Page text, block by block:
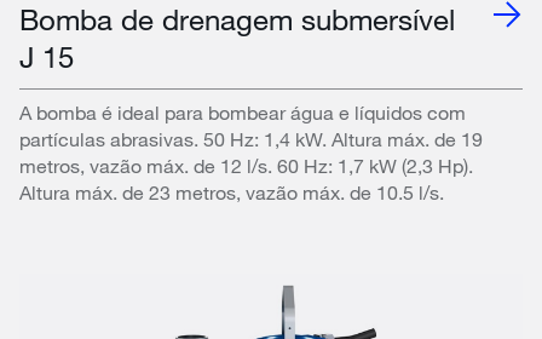
Bomba de drenagem submersível
J 15
A bomba é ideal para bombear água e líquidos com
partículas abrasivas. 50 Hz: 1,4 kW. Altura máx. de 19
metros, vazão máx. de 12 l/s. 60 Hz: 1,7 kW (2,3 Hp).
Altura máx. de 23 metros, vazão máx. de 10.5 l/s.